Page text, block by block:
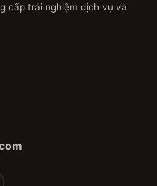
cấp trải nghiệm dịch vụ và